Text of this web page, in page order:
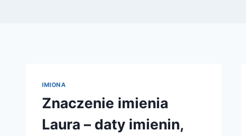
IMIONA
Znaczenie imienia
Laura – daty imienin,